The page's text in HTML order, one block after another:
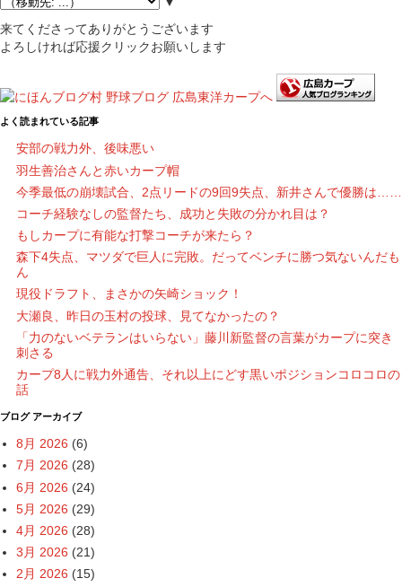
来てくださってありがとうございます
よろしければ応援クリックお願いします
よく読まれている記事
安部の戦力外、後味悪い
羽生善治さんと赤いカープ帽
今季最低の崩壊試合、2点リードの9回9失点、新井さんで優勝は……
コーチ経験なしの監督たち、成功と失敗の分かれ目は？
もしカープに有能な打撃コーチが来たら？
森下4失点、マツダで巨人に完敗。だってベンチに勝つ気ないんだも
ん
現役ドラフト、まさかの矢崎ショック！
大瀬良、昨日の玉村の投球、見てなかったの？
「力のないベテランはいらない」藤川新監督の言葉がカープに突き
刺さる
カープ8人に戦力外通告、それ以上にどす黒いポジションコロコロの
話
ブログ アーカイブ
8月 2026 (6)
7月 2026 (28)
6月 2026 (24)
5月 2026 (29)
4月 2026 (28)
3月 2026 (21)
2月 2026 (15)